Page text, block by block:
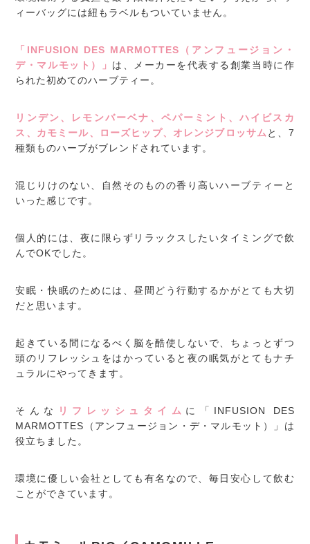
ィーバッグには紐もラベルもついていません。
「INFUSION DES MARMOTTES（アンフュージョン・
デ・マルモット）」 は、メーカーを代表する創業当時に作
られた初めてのハーブティー。
リンデン、レモンバーベナ、ペパーミント、ハイビスカ
ス、カモミール、ローズヒップ、オレンジブロッサム と、7
種類ものハーブがブレンドされています。
混じりけのない、自然そのものの香り高いハーブティーと
いった感じです。
個人的には、夜に限らずリラックスしたいタイミングで飲
んでOKでした。
安眠・快眠のためには、昼間どう行動するかがとても大切
だと思います。
起きている間になるべく脳を酷使しないで、ちょっとずつ
頭のリフレッシュをはかっていると夜の眠気がとてもナチ
ュラルにやってきます。
そんな リフレッシュタイム に「INFUSION DES
MARMOTTES（アンフュージョン・デ・マルモット）」は
役立ちました。
環境に優しい会社としても有名なので、毎日安心して飲む
ことができています。